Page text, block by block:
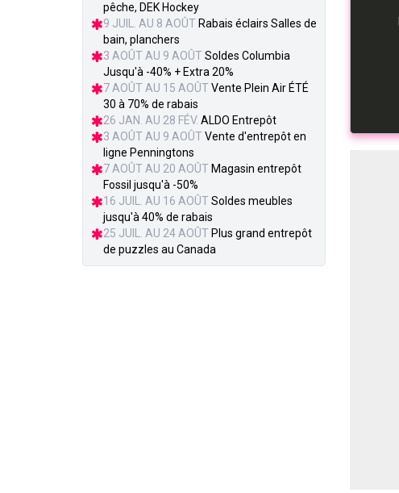
pêche, DEK Hockey
9 JUIL. AU 8 AOÛT Rabais éclairs Salles de
bain, planchers
3 AOÛT AU 9 AOÛT Soldes Columbia
Jusqu'à -40% + Extra 20%
7 AOÛT AU 15 AOÛT Vente Plein Air ÉTÉ
30 à 70% de rabais
26 JAN. AU 28 FÉV. ALDO Entrepôt
3 AOÛT AU 9 AOÛT Vente d'entrepôt en
ligne Penningtons
7 AOÛT AU 20 AOÛT Magasin entrepôt
Fossil jusqu'à -50%
16 JUIL. AU 16 AOÛT Soldes meubles
jusqu'à 40% de rabais
25 JUIL. AU 24 AOÛT Plus grand entrepôt
de puzzles au Canada